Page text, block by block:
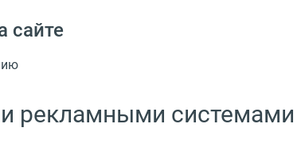
сайте
и рекламными системами